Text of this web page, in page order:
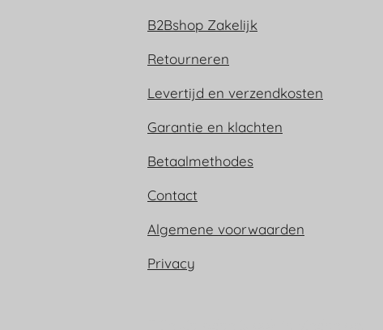
B2Bshop Zakelijk
Retourneren
Levertijd en verzendkosten
Garantie en klachten
Betaalmethodes
Contact
Algemene voorwaarden
Privacy